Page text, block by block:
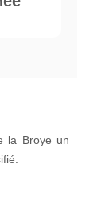
la Broye un